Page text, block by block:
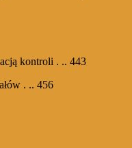
kontroli . .. 443
. .. 456